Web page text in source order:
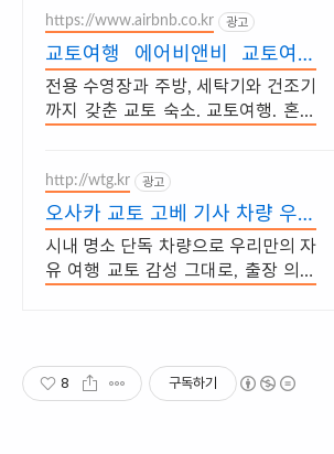
https://www.airbnb.co.kr 광고
교토여행 에어비앤비 교토여행
도 우리집처럼
전용 수영장과 주방, 세탁기와 건조기
까지 갖춘 교토 숙소. 교토여행. 혼자
요.
http://wtg.kr 광고
오사카 교토 고베 기사 차량 우리
만의 프라이빗 전용 차량
시내 명소 단독 차량으로 우리만의 자
유 여행 교토 감성 그대로, 출장 의전
8 구독하기